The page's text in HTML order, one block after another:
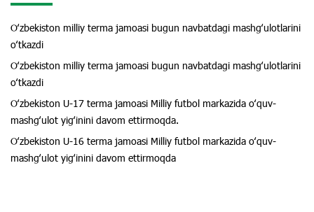
Oʻzbekiston milliy terma jamoasi bugun navbatdagi mashgʻulotlarini
oʻtkazdi
Oʻzbekiston milliy terma jamoasi bugun navbatdagi mashgʻulotlarini
oʻtkazdi
Oʻzbekiston U-17 terma jamoasi Milliy futbol markazida oʻquv-
mashgʻulot yigʻinini davom ettirmoqda.
Oʻzbekiston U-16 terma jamoasi Milliy futbol markazida oʻquv-
mashgʻulot yigʻinini davom ettirmoqda